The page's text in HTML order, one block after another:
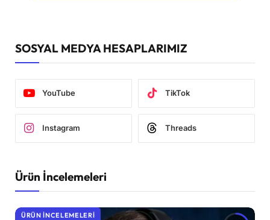
SOSYAL MEDYA HESAPLARIMIZ
YouTube TikTok
Instagram Threads
Ürün İncelemeleri
ÜRÜN İNCELEMELERI